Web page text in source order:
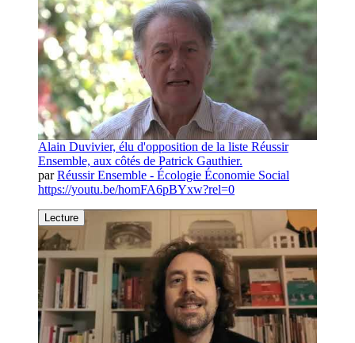
Alain Duvivier, élu d'opposition de la liste Réussir
Ensemble, aux côtés de Patrick Gauthier.
parRéussir Ensemble - Écologie Économie Social
https://youtu.be/homFA6pBYxw?rel=0
Lecture